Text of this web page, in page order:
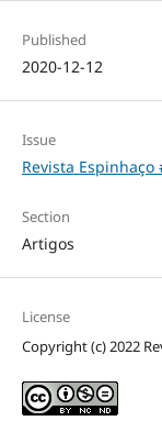
Published
2020-12-12
Issue
Revista Espinhaço
Section
Artigos
License
Copyright (c) 2022